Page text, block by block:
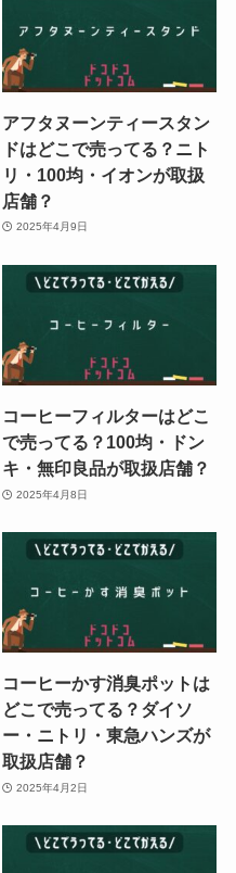
アフタヌーンティースタン
ドはどこで売ってる？ニト
リ・100均・イオンが取扱
店舗？
2025年4月9日
コーヒーフィルターはどこ
で売ってる？100均・ドン
キ・無印良品が取扱店舗？
2025年4月8日
コーヒーかす消臭ポットは
どこで売ってる？ダイソ
ー・ニトリ・東急ハンズが
取扱店舗？
2025年4月2日